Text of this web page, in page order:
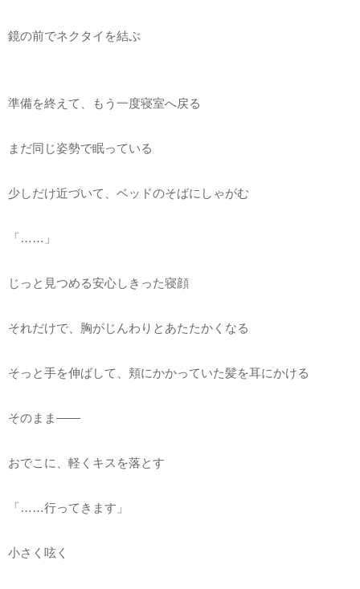
鏡の前でネクタイを結ぶ
準備を終えて、もう一度寝室へ戻る
まだ同じ姿勢で眠っている
少しだけ近づいて、ベッドのそばにしゃがむ
「……」
じっと見つめる安心しきった寝顔
それだけで、胸がじんわりとあたたかくなる
そっと手を伸ばして、頬にかかっていた髪を耳にかける
そのまま――
おでこに、軽くキスを落とす
「……行ってきます」
小さく呟く